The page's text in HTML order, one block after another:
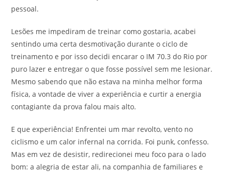
pessoal.
Lesões me impediram de treinar como gostaria, acabei
sentindo uma certa desmotivação durante o ciclo de
treinamento e por isso decidi encarar o IM 70.3 do Rio por
puro lazer e entregar o que fosse possível sem me lesionar.
Mesmo sabendo que não estava na minha melhor forma
física, a vontade de viver a experiência e curtir a energia
contagiante da prova falou mais alto.
E que experiência! Enfrentei um mar revolto, vento no
ciclismo e um calor infernal na corrida. Foi punk, confesso.
Mas em vez de desistir, redirecionei meu foco para o lado
bom: a alegria de estar ali, na companhia de familiares e